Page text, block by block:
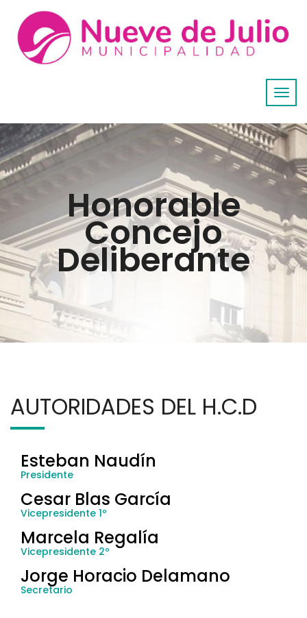
Honorable
Concejo
Deliberante
AUTORIDADES DEL H.C.D
Esteban Naudín
Presidente
Cesar Blas García
Vicepresidente 1º
Marcela Regalía
Vicepresidente 2º
Jorge Horacio Delamano
Secretario